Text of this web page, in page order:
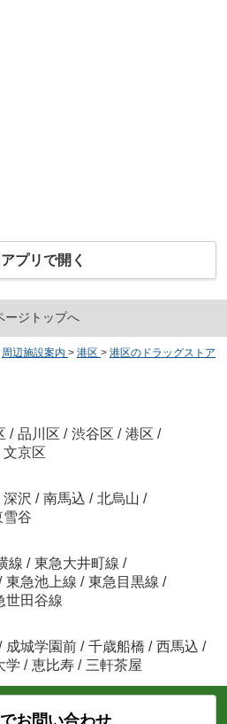
プリで開く
ージトップへ
周辺施設案内 > 港区 > 港区のドラッグストア
/ 品川区 / 渋谷区 / 港区 /
文京区
深沢 / 南馬込 / 北烏山 /
雪谷
線 / 東急大井町線 /
東急池上線 / 東急目黒線 /
世田谷線
成城学園前 / 千歳船橋 / 西馬込 /
学 / 恵比寿 / 三軒茶屋
お問い合わせ